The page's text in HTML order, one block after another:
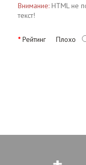
Внимание: HTML не
текст!
Рейтинг Плохо